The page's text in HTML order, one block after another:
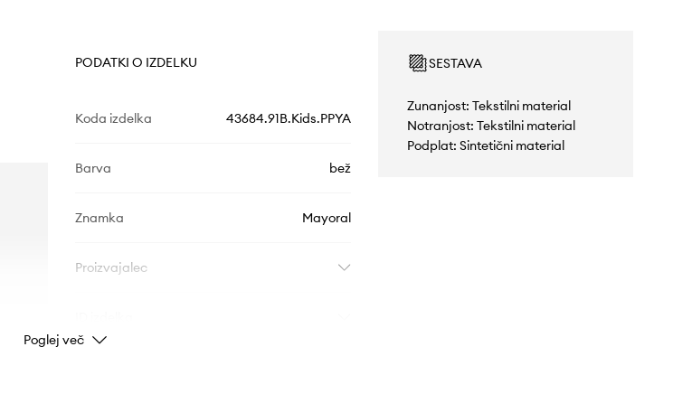
PODATKI O IZDELKU
Koda izdelka 43684.91B.Kids.PPYA
Barva bež
Znamka Mayoral
Proizvajalec
SESTAVA
Zunanjost: Tekstilni material
Notranjost: Tekstilni material
Podplat: Sintetični material
Poglej več